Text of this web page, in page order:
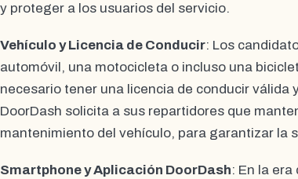
y proteger a los usuarios del servicio.
Vehículo y Licencia de Conducir: Los
automóvil, una motocicleta o incluso una
necesario tener una licencia de conducir válida
DoorDash solicita a sus repartidores que
mantenimiento del vehículo, para garantizar la
Smartphone y Aplicación DoorDash: En la